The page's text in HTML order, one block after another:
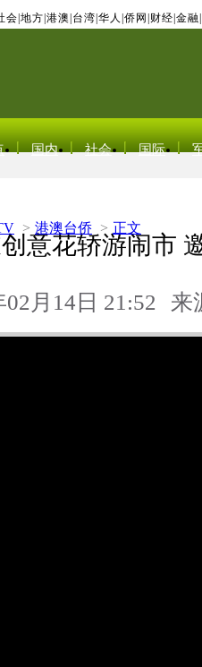
会 地方 港澳 台湾 华人 侨网 财经 金融
国内 社会 国际
> 港澳台侨 > 正文
意花轿游闹市
月14日 21:52 来